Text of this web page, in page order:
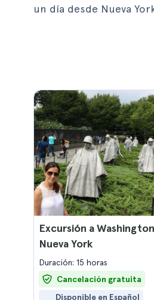
un día desde Nueva
Excursión a
Nueva York
Duración: 15 horas
Cancelación gratuita
Disponible en Español